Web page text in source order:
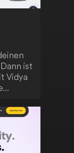
ist
Vidya
über